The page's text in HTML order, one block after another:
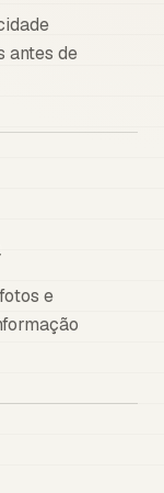
antes de
e